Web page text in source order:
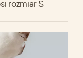
rozmiar S